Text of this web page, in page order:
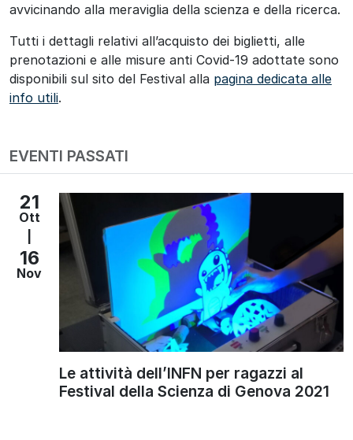
avvicinando alla meraviglia della scienza e della ricerca.
Tutti i dettagli relativi all’acquisto dei biglietti, alle
prenotazioni e alle misure anti Covid-19 adottate sono
disponibili sul sito del Festival alla pagina dedicata alle
info utili.
EVENTI PASSATI
21
Ott
16
Nov
Le attività dell’INFN per ragazzi al
Festival della Scienza di Genova 2021